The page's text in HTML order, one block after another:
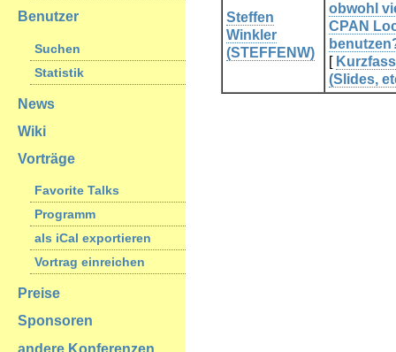
Benutzer
Suchen
Statistik
News
Wiki
Vorträge
Favorite Talks
Programm
als iCal exportieren
Vortrag einreichen
Preise
Sponsoren
andere Konferenzen
Steffen
Winkler
(‎STEFFENW‎)
obwohl
CPAN
[
(Slides,